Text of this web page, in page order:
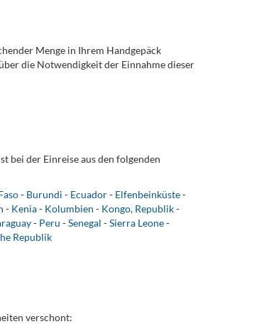
Menge in Ihrem Handgepäck
die Notwendigkeit der Einnahme dieser
bei der Einreise aus den folgenden
- Burundi - Ecuador- Elfenbeinküste-
- Kenia- Kolumbien - Kongo, Republik-
- Peru -Senegal -Sierra Leone-
Republik
verschont: